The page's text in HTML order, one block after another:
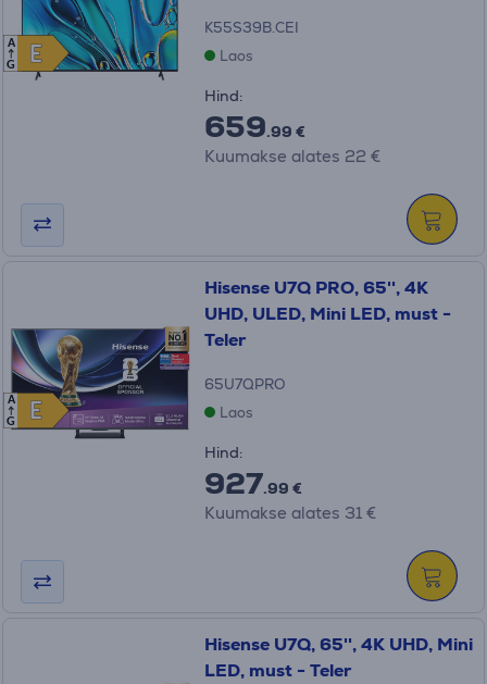
E
E
A
G
K55S39B.CEI
Laos
Hind:
659.99 €
Kuumakse alates 22 €
E
E
A
G
Hisense U7Q PRO, 65'', 4K
UHD, ULED, Mini LED, must -
Teler
65U7QPRO
Laos
Hind:
927.99 €
Kuumakse alates 31 €
Hisense U7Q, 65'', 4K UHD, Mini
LED, must - Teler